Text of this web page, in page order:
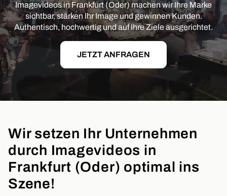
Imagevideos in Frankfurt (Oder) machen wir Ihre Marke
sichtbar, stärken Ihr Image und gewinnen Kunden.
Authentisch, hochwertig und auf Ihre Ziele ausgerichtet.
JETZT ANFRAGEN
Wir setzen Ihr Unternehmen
durch Imagevideos in
Frankfurt (Oder) optimal ins
Szene!